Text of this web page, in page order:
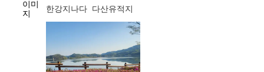
한강지나다 다산유적지